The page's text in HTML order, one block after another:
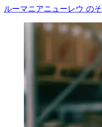
ルーマニアニューレウ の